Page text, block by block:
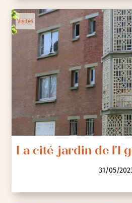
Visites
La cité-jardin de
31/05/